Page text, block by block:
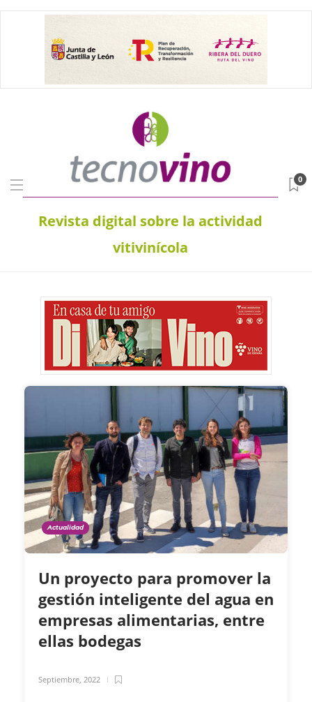
Revista digital sobre la actividad
vitivinícola
0
Actualidad
Un proyecto para promover la
gestión inteligente del agua en
empresas alimentarias, entre
ellas bodegas
Septiembre, 2022